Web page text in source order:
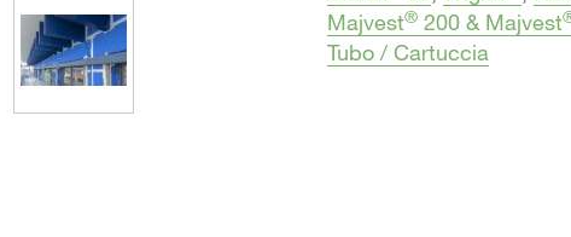
Majvest® 200 & Majvest
Tubo / Cartuccia